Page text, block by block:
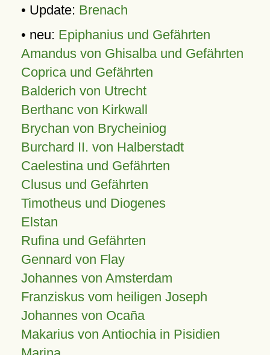
• Update: Brenach
• neu: Epiphanius und Gefährten
Amandus von Ghisalba und Gefährten
Coprica und Gefährten
Balderich von Utrecht
Berthanc von Kirkwall
Brychan von Brycheiniog
Burchard II. von Halberstadt
Caelestina und Gefährten
Clusus und Gefährten
Timotheus und Diogenes
Elstan
Rufina und Gefährten
Gennard von Flay
Johannes von Amsterdam
Franziskus vom heiligen Joseph
Johannes von Ocaña
Makarius von Antiochia in Pisidien